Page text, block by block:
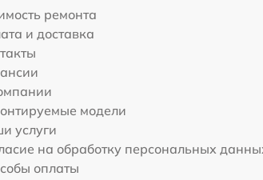
ремонта
и доставка
модели
услуги
на обработку персональных
оплаты